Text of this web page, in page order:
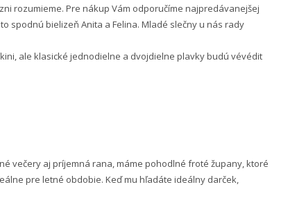
rozumieme. Pre nákup Vám odporučíme najpredávanejšej
spodnú bielizeň Anita a Felina. Mladé slečny u nás rady
ale klasické jednodielne a dvojdielne plavky budú vévédit
večery aj príjemná rana, máme pohodlné froté župany, ktoré
pre letné obdobie. Keď mu hľadáte ideálny darček,